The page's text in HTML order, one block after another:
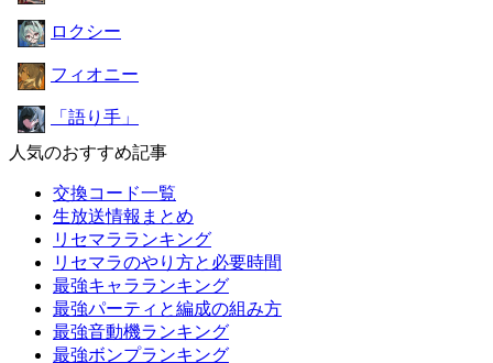
ロクシー
フィオニー
「語り手」
人気のおすすめ記事
交換コード一覧
生放送情報まとめ
リセマラランキング
リセマラのやり方と必要時間
最強キャラランキング
最強パーティと編成の組み方
最強音動機ランキング
最強ボンプランキング